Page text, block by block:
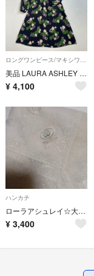
美品 LAURA ASHLEY ローラアシュレイ 花柄 ワンピース 長袖 ネイビー S
¥ 4,100
ハンカチ
ローラアシュレイ☆大判ハンカチーフ🌼56×56
¥ 3,400